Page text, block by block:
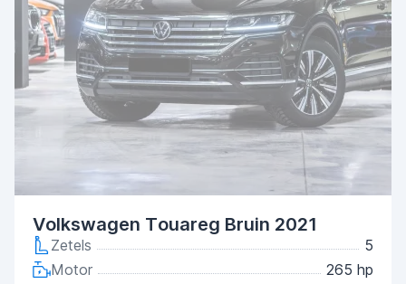
Volkswagen Touareg Bruin 2021
Zetels
5
Motor
265 hp